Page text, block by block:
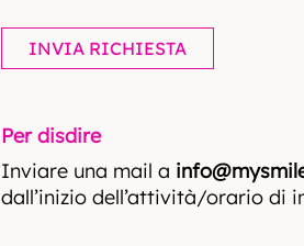
INVIA RICHIESTA
Per disdire
Inviare una mail a
dall’inizio dell’attività/orario di